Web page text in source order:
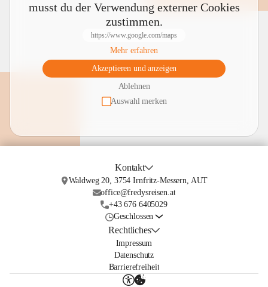
musst du der Verwendung externer Cookies
zustimmen.
https://www.google.com/maps
Mehr erfahren
Akzeptieren und anzeigen
Ablehnen
Auswahl merken
Kontakt
Waldweg 20, 3754 Irnfritz-Messern, AUT
office@fredysreisen.at
+43 676 6405029
Geschlossen
Rechtliches
Impressum
Datenschutz
Barrierefreiheit